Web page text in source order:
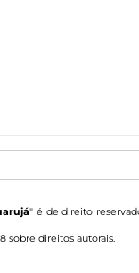
" é de direito
sobre direitos autorais.